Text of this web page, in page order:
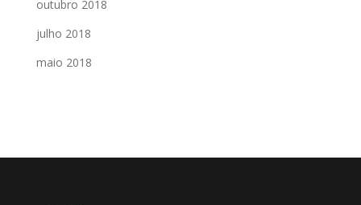
outubro 2018
julho 2018
maio 2018